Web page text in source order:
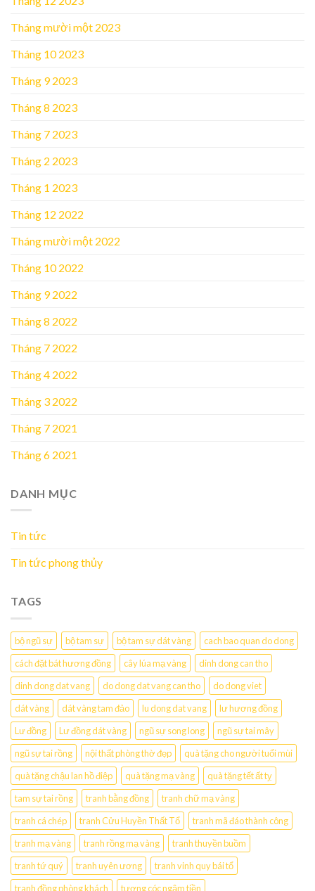
Tháng mười một 2023
Tháng 10 2023
Tháng 9 2023
Tháng 8 2023
Tháng 7 2023
Tháng 2 2023
Tháng 1 2023
Tháng 12 2022
Tháng mười một 2022
Tháng 10 2022
Tháng 9 2022
Tháng 8 2022
Tháng 7 2022
Tháng 4 2022
Tháng 3 2022
Tháng 7 2021
Tháng 6 2021
DANH MỤC
Tin tức
Tin tức phong thủy
TAGS
bộ ngũ sự bộ tam sự bộ tam sự dát vàng
cach bao quan do dong
cách đặt bát hương đồng
cây lúa mạ vàng
dinh dong can tho
dinh dong dat vang
do dong dat vang can tho
do dong viet
dát vàng
dát vàng tam đảo lu dong dat vang
lư hương đồng
Lư đồng
Lư đồng dát vàng ngũ sự song long
ngũ sự tai mây
ngũ sự tai rồng
nội thất phòng thờ đẹp
quà tặng cho người tuổi mùi
quà tặng chậu lan hồ điệp
quà tặng mạ vàng
quà tặng tết ất tỵ
tam sự tai rồng
tranh bằng đồng
tranh chữ mạ vàng
tranh cá chép
tranh Cửu Huyền Thất Tổ
tranh mã đáo thành công
tranh mạ vàng
tranh rồng mạ vàng
tranh thuyền buồm
tranh tứ quý
tranh uyên ương
tranh vinh quy bái tổ
tranh đồng phòng khách
tượng cóc ngậm tiền